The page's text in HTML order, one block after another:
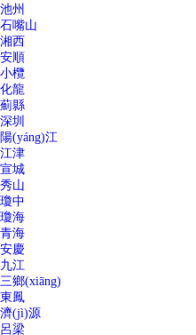
池州
石嘴山
湘西
安順
小欖
化龍
薊縣
深圳
陽(yáng)江
江津
宣城
秀山
瓊中
瓊海
青海
安慶
九江
三鄉(xiāng)
東鳳
濟(jì)源
呂梁